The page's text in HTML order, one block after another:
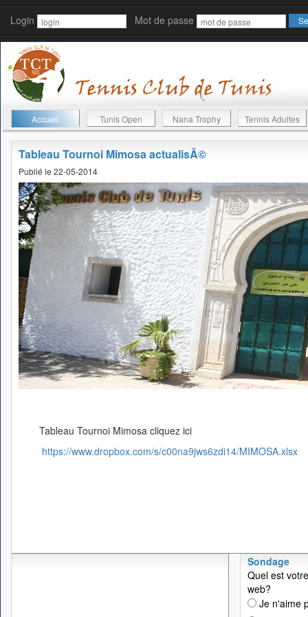
Login Mot de passe
Accueil Tunis Open Nana Trophy Tennis Adultes
Tableau Tournoi Mimosa actualisÃ©
Publié le 22-05-2014
Tableau Tournoi Mimosa cliquez ici
https://www.dropbox.com/s/c00na9jws6zdi14/MIMOSA.xlsx
Sondage
Quel est
web?
Je n'aime